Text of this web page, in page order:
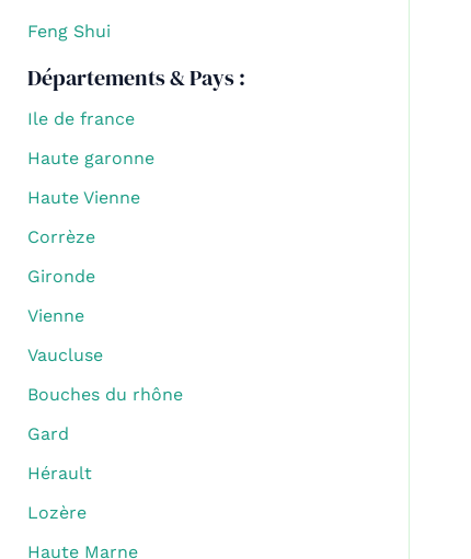
Feng Shui
Départements & Pays :
Ile de france
Haute garonne
Haute Vienne
Corrèze
Gironde
Vienne
Vaucluse
Bouches du rhône
Gard
Hérault
Lozère
Haute Marne